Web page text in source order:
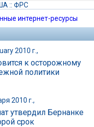
:: ФРС
интернет-ресурсы
2010 г.,
к осторожному
политики
2010 г.,
утвердил Бернанке
срок